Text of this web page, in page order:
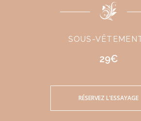
SOUS-
29€
RÉSERVEZ L'ESSAYAGE